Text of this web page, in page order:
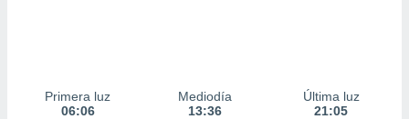
Primera luz
06:06
Mediodía
13:36
Última luz
21:05